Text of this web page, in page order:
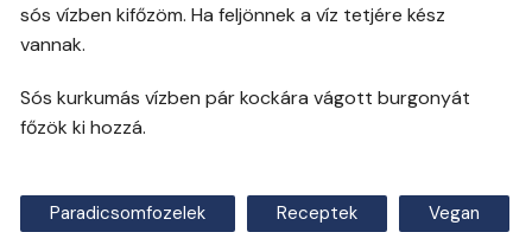
sós vízben kifőzöm. Ha feljönnek a víz tetjére kész
vannak.
Sós kurkumás vízben pár kockára vágott burgonyát
főzök ki hozzá.
Paradicsomfozelek Receptek Vegan